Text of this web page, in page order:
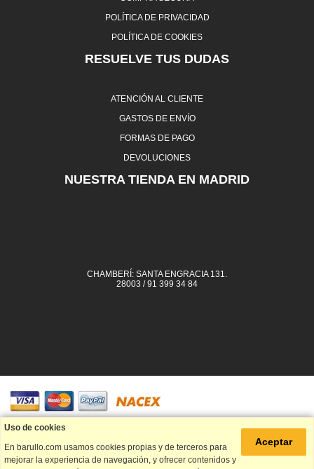
POLÍTICA DE PRIVACIDAD
POLÍTICA DE COOKIES
RESUELVE TUS DUDAS
ATENCIÓN AL CLIENTE
GASTOS DE ENVÍO
FORMAS DE PAGO
DEVOLUCIONES
NUESTRA TIENDA EN MADRID
CHAMBERÍ: SANTA ENGRACIA 131.
28003 / 91 399 34 84
91 399 34 84
info@barullo.com
Aceptar
Uso de cookies
En barullo.com usamos cookies propias y de terceros para
mejorar la experiencia de navegación, y ofrecer contenidos y